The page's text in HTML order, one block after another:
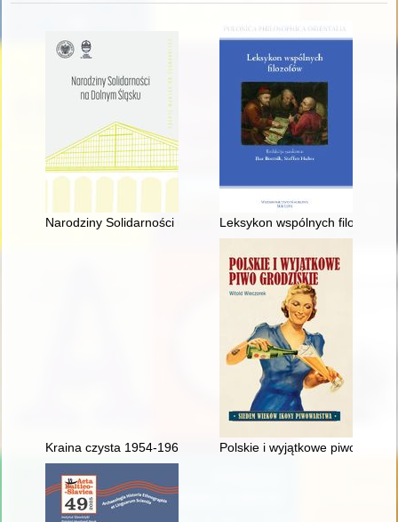
Narodziny Solidarności na Dolnym ŚląskuLeksykon wspólnych filozofów
Kraina czysta 1954-1964 Polskie i wyjątkowe piwo